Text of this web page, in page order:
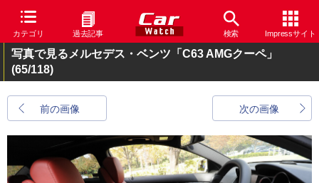
カテゴリ 過去記事 検索 Impressサイト
写真で見るメルセデス・ベンツ「C63 AMGクーペ」
(65/118)
前の画像 次の画像